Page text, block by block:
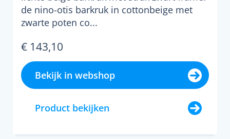
de nino-otis barkruk in cottonbeige met
zwarte poten co...
€ 143,10
Bekijk in webshop
Product bekijken